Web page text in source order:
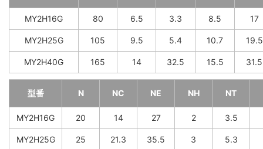
MY2H16G 80 6.5 3.3 8.5 17
MY2H25G 105 9.5 5.4 10.7 19.5
MY2H40G 165 14 32.5 15.5 31.5
型番 N NC NE NH NT
MY2H16G 20 14 27 2 3.5
MY2H25G 25 21.3 35.5 3 5.3